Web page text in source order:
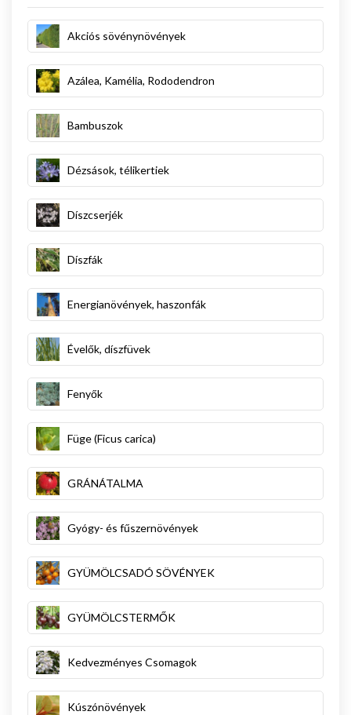
Akciós sövénynövények
Azálea, Kamélia, Rododendron
Bambuszok
Dézsások, télikertiek
Díszcserjék
Díszfák
Energianövények, haszonfák
Évelők, díszfüvek
Fenyők
Füge (Ficus carica)
GRÁNÁTALMA
Gyógy- és fűszernövények
GYÜMÖLCSADÓ SÖVÉNYEK
GYÜMÖLCSTERMŐK
Kedvezményes Csomagok
Kúszónövények